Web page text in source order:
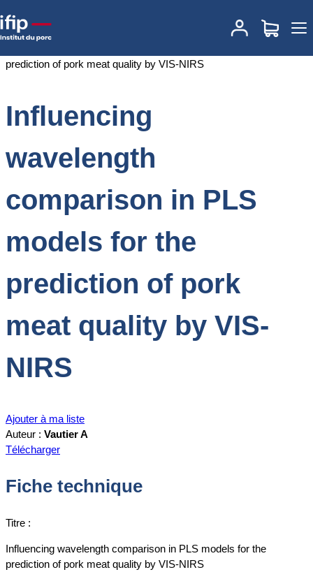
Accueil
Influencing wavelength comparison in
PLS models for the prediction of pork meat quality by VIS-NIRS
Influencing
wavelength
comparison in PLS
models for the
prediction of pork
meat quality by VIS-
NIRS
Ajouter à ma liste
Auteur : Vautier A
Télécharger
Fiche technique
Titre :
Influencing wavelength comparison in PLS models for the
prediction of pork meat quality by VIS-NIRS